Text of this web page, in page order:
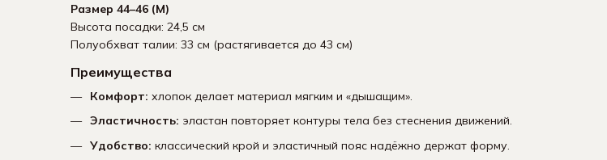
Размер 44–46 (M)
Высота посадки: 24,5 см
Полуобхват талии: 33 см (растягивается до 43 см)
Преимущества
Комфорт: хлопок делает материал мягким и «дышащим».
Эластичность: эластан повторяет контуры тела без стеснения движений.
Удобство: классический крой и эластичный пояс надёжно держат форму.